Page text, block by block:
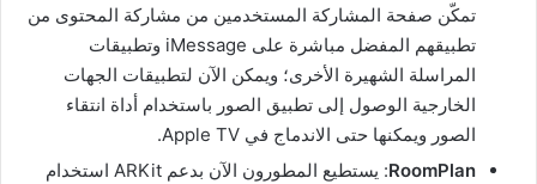
تمكّن صفحة المشاركة المستخدمين من مشاركة المحتوى من
تطبيقهم المفضل مباشرة على iMessage وتطبيقات
المراسلة الشهيرة الأخرى؛ ويمكن الآن لتطبيقات الجهات
الخارجية الوصول إلى تطبيق الصور باستخدام أداة انتقاء
الصور ويمكنها حتى الاندماج في Apple TV.
RoomPlan‏
: يستطيع المطورون الآن بدعم ARKit استخدام